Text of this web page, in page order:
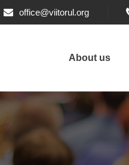
office@viitorul.org
About us